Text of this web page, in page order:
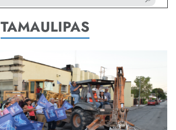
TAMAULIPAS